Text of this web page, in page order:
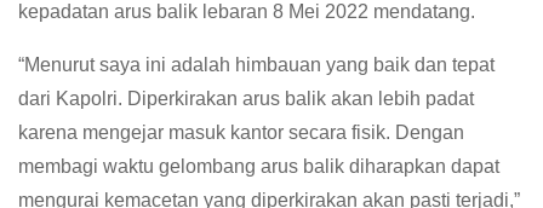
kepadatan arus balik lebaran 8 Mei 2022 mendatang.
“Menurut saya ini adalah himbauan yang baik dan tepat
dari Kapolri. Diperkirakan arus balik akan lebih padat
karena mengejar masuk kantor secara fisik. Dengan
membagi waktu gelombang arus balik diharapkan dapat
mengurai kemacetan yang diperkirakan akan pasti terjadi,”